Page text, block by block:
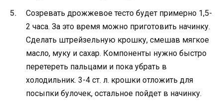
Созревать дрожжевое тесто будет примерно 1,5-
2 часа. За это время можно приготовить начинку.
Сделать штрейзельную крошку, смешав мягкое
масло, муку и сахар. Компоненты нужно быстро
перетереть пальцами и пока убрать в
холодильник. 3-4 ст. л. крошки отложить для
посыпки булочек, остальное пойдет в начинку.